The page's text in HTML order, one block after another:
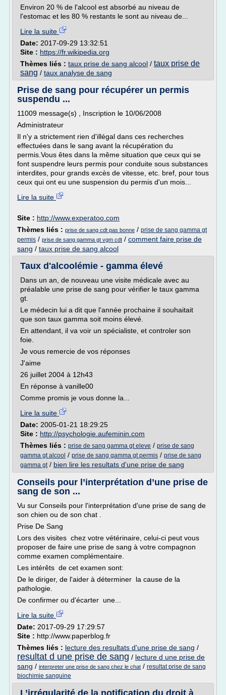
Environ 20 % de l'alcool est absorbé au niveau de
l'estomac et les 80 % restants le sont au niveau de...
Lire la suite
Date: 2017-09-29 13:32:51
Site : https://fr.wikipedia.org
Thèmes liés : taux prise de sang alcool / taux prise de
sang / taux analyse de sang
Prise de sang pour récupérer un permis
suspendu ...
11009 message(s) , Inscription le 10/06/2008
Administrateur
Il n'y a strictement rien d'illégal dans ces recherches
effectuées dans le sang avant la récupération du
permis.Vous êtes dans la même situation que ceux qui se
font suspendre leurs permis pour conduite sous substances
interdites, pour grands excès de vitesse, etc. bref, pour tous
ceux qui ont eu une suspension du permis d'un mois...
Lire la suite
Site : http://www.experatoo.com
Thèmes liés : prise de sang cdt pas bonne / prise de sang gamma gt
permis / prise de sang gamma gt vgm cdt / comment faire prise de
sang / taux prise de sang alcool
Taux d'alcoolémie - gamma élevé
Dans un an, de nouveau une visite médicale avec au
préalable une prise de sang pour vérifier le taux gamma
gt.
Le médecin lui a dit que l'année prochaine il souhaitait
que son taux gamma soit moins élevé.
En attendant, il va voir un spécialiste, et controler son
foie.
Je vous remercie de vos réponses
J'aime
26 juillet 2004 à 12h43
En réponse à vanille00
Comme promis je vous donne la...
Lire la suite
Date: 2005-01-21 18:29:25
Site : http://psychologie.aufeminin.com
Thèmes liés : prise de sang gamma gt eleve / prise de sang
gamma gt alcool / prise de sang gamma gt permis / prise de sang
gamma gt/ bien lire les resultats d'une prise de sang
Conseils pour l’interprétation d’une prise de
sang de son ...
Vu sur Conseils pour l'interprétation d'une prise de sang de
son chien ou de son chat .
Prise De Sang
Lors des visites chez votre vétérinaire, celui-ci peut vous
proposer de faire une prise de sang à votre compagnon
comme examen complémentaire.
Les intérêts de cet examen sont:
De le diriger, de l'aider à déterminer la cause de la
pathologie.
De confirmer ou d'écarter une...
Lire la suite
Date: 2017-09-29 17:29:57
Site : http://www.paperblog.fr
Thèmes liés : lecture des resultats d'une prise de sang /
resultat d une prise de sang / lecture d une prise de
sang / interpreter une prise de sang chez le chat / resultat prise de sang
biochimie sanguine
L’irrégularité de la notification du droit à